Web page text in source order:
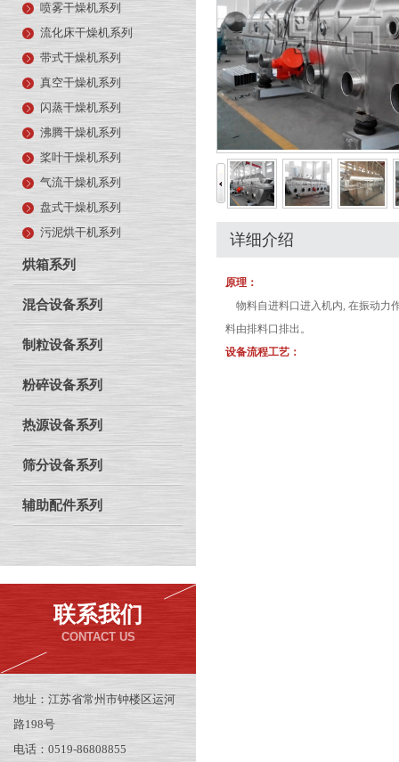
喷雾干燥机系列
流化床干燥机系列
带式干燥机系列
真空干燥机系列
闪蒸干燥机系列
沸腾干燥机系列
桨叶干燥机系列
气流干燥机系列
盘式干燥机系列
污泥烘干机系列
烘箱系列
混合设备系列
制粒设备系列
粉碎设备系列
热源设备系列
筛分设备系列
辅助配件系列
联系我们
CONTACT US
地址：江苏省常州市钟楼区运河
路198号
电话：0519-86808855
详细介绍
原理：
物料自进料口进入机内, 在振动力
料由排料口排出。
设备流程工艺：